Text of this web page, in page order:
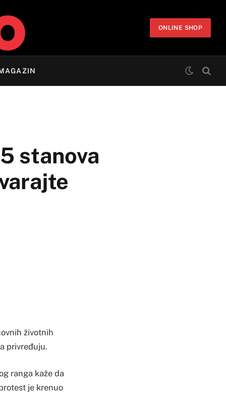
ONLINE SHOP
stanova
životnih
privređuju.
ranga kaže da
je krenuo